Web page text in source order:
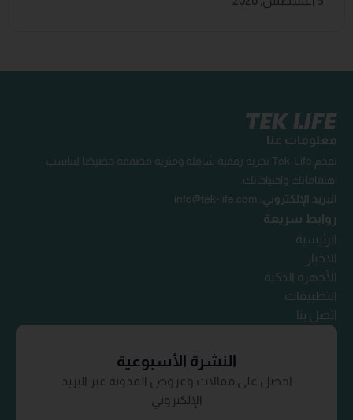
معلومات عنا
تقدم Tek-Life تجربة رقمية شاملة ومثرية مصممة خصيصًا لتناسب
اهتماماتك واحتياجاتك.
البريد الإلكتروني: info@tek-life.com
روابط سريعة
الرئيسية
الاخبار
الأجهزة الذكية
التطبيقات
اتصل بنا
النشرة الأسبوعية
احصل على مقالات وعروض المدونة عبر البريد
الإلكتروني